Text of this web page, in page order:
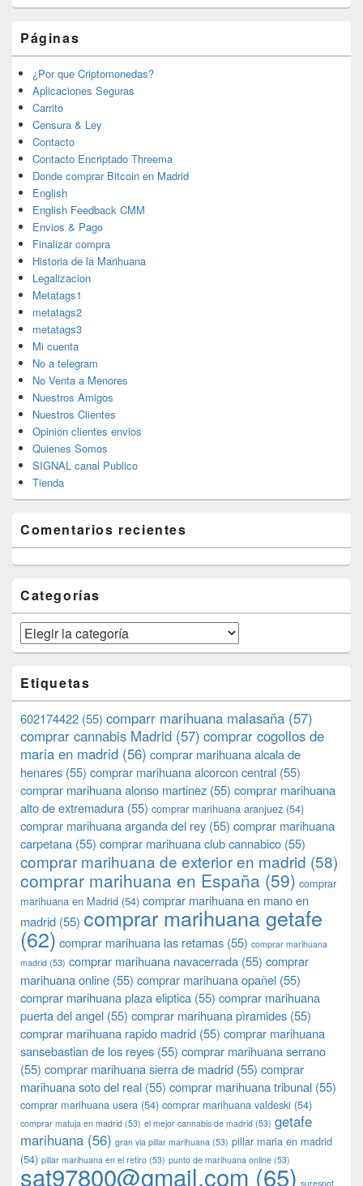
Páginas
¿Por que Criptomonedas?
Aplicaciones Seguras
Carrito
Censura & Ley
Contacto
Contacto Encriptado Threema
Donde comprar Bitcoin en Madrid
English
English Feedback CMM
Envios & Pago
Finalizar compra
Historia de la Marihuana
Legalizacion
Metatags1
metatags2
metatags3
Mi cuenta
No a telegram
No Venta a Menores
Nuestros Amigos
Nuestros Clientes
Opinion clientes envios
Quienes Somos
SIGNAL canal Publico
Tienda
Comentarios recientes
Categorías
Categorías
Etiquetas
602174422 (55) comparr marihuana malasaña (57)
comprar cannabis Madrid (57) comprar cogollos de
maria en madrid (56) comprar marihuana alcala de
henares (55) comprar marihuana alcorcon central (55)
comprar marihuana alonso martinez (55) comprar marihuana
alto de extremadura (55) comprar marihuana aranjuez (54)
comprar marihuana arganda del rey (55) comprar marihuana
carpetana (55) comprar marihuana club cannabico (55)
comprar marihuana de exterior en madrid (58)
comprar marihuana en España (59) comprar
marihuana en Madrid (54) comprar marihuana en mano en
madrid (55) comprar marihuana getafe
(62) comprar marihuana las retamas (55) comprar marihuana
madrid (53) comprar marihuana navacerrada (55) comprar
marihuana online (55) comprar marihuana opañel (55)
comprar marihuana plaza eliptica (55) comprar marihuana
puerta del angel (55) comprar marihuana pìramides (55)
comprar marihuana rapido madrid (55) comprar marihuana
sansebastian de los reyes (55) comprar marihuana serrano
(55) comprar marihuana sierra de madrid (55) comprar
marihuana soto del real (55) comprar marihuana tribunal (55)
comprar marihuana usera (54) comprar marihuana valdeski (54)
comprar matuja en madrid (53) el mejor cannabis de madrid (53) getafe
marihuana (56) gran via pillar marihuana (53) pillar maria en madrid
(54) pillar marihuana en el retiro (53) punto de marihuana online (53)
sat97800@gmail.com (65) surespot